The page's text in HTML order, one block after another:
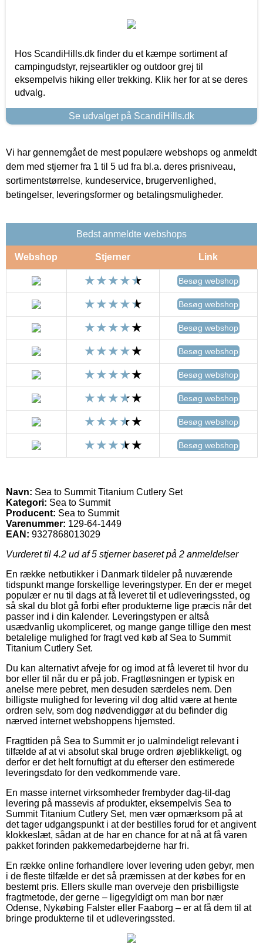
Hos ScandiHills.dk finder du et kæmpe sortiment af
campingudstyr, rejseartikler og outdoor grej til
eksempelvis hiking eller trekking. Klik her for at se deres
udvalg.
Se udvalget på ScandiHills.dk
Vi har gennemgået de mest populære webshops og anmeldt
dem med stjerner fra 1 til 5 ud fra bl.a. deres prisniveau,
sortimentstørrelse, kundeservice, brugervenlighed,
betingelser, leveringsformer og betalingsmuligheder.
Bedst anmeldte webshops
Webshop Stjerner Link
Besøg webshop
Besøg webshop
Besøg webshop
Besøg webshop
Besøg webshop
Besøg webshop
Besøg webshop
Besøg webshop
Navn: Sea to Summit Titanium Cutlery Set
Kategori: Sea to Summit
Producent: Sea to Summit
Varenummer: 129-64-1449
EAN: 9327868013029
Vurderet til 4.2 ud af 5 stjerner baseret på 2 anmeldelser
En række netbutikker i Danmark tildeler på nuværende
tidspunkt mange forskellige leveringstyper. En der er meget
populær er nu til dags at få leveret til et udleveringssted, og
så skal du blot gå forbi efter produkterne lige præcis når det
passer ind i din kalender. Leveringstypen er altså
usædvanlig ukompliceret, og mange gange tillige den mest
betalelige mulighed for fragt ved køb af Sea to Summit
Titanium Cutlery Set.
Du kan alternativt afveje for og imod at få leveret til hvor du
bor eller til når du er på job. Fragtløsningen er typisk en
anelse mere pebret, men desuden særdeles nem. Den
billigste mulighed for levering vil dog altid være at hente
ordren selv, som dog nødvendiggør at du befinder dig
nærved internet webshoppens hjemsted.
Fragttiden på Sea to Summit er jo ualmindeligt relevant i
tilfælde af at vi absolut skal bruge ordren øjeblikkeligt, og
derfor er det helt fornuftigt at du efterser den estimerede
leveringsdato for den vedkommende vare.
En masse internet virksomheder frembyder dag-til-dag
levering på massevis af produkter, eksempelvis Sea to
Summit Titanium Cutlery Set, men vær opmærksom på at
det tager udgangspunkt i at der bestilles forud for et angivent
klokkeslæt, sådan at de har en chance for at nå at få varen
pakket forinden pakkemedarbejderne har fri.
En række online forhandlere lover levering uden gebyr, men
i de fleste tilfælde er det så præmissen at der købes for en
bestemt pris. Ellers skulle man overveje den prisbilligste
fragtmetode, der gerne – ligegyldigt om man bor nær
Odense, Nykøbing Falster eller Faaborg – er at få dem til at
bringe produkterne til et udleveringssted.